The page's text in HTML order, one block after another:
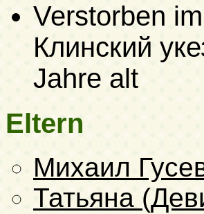
Verstorben
Клинский
Jahre alt
Eltern
Михаил
Татьяна